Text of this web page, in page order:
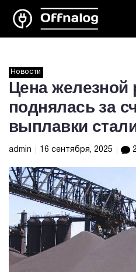
Новости
Цена
поднялась за
выплавки
admin 16 сентября, 2025 2